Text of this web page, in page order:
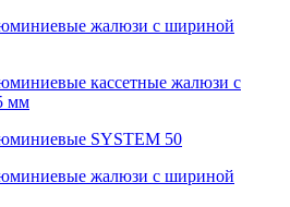
жалюзи с шириной
кассетные жалюзи с
мм
SYSTEM 50
жалюзи с шириной